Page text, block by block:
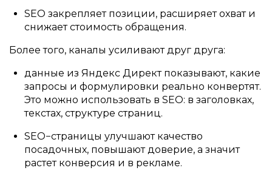
SEO закрепляет позиции, расширяет охват и
снижает стоимость обращения.
Более того, каналы усиливают друг друга:
данные из Яндекс Директ показывают, какие
запросы и формулировки реально конвертят.
Это можно использовать в SEO: в заголовках,
текстах, структуре страниц.
SEO−страницы улучшают качество
посадочных, повышают доверие, а значит
растет конверсия и в рекламе.